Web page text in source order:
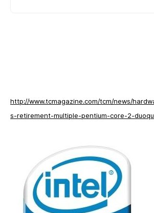
http://www.tcmagazine.com/tcm/news/
s-retirement-multiple-pentium-core-2-